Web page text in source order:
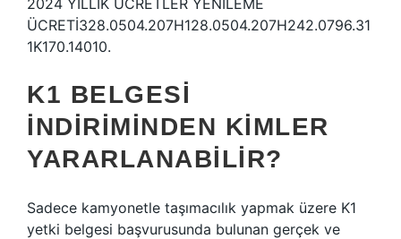
2024 YILLIK ÜCRETLER YENİLEME
ÜCRETİ328.0504.207H128.0504.207H242.0796.31
1K170.14010.
K1 BELGESI
INDIRIMINDEN KIMLER
YARARLANABILIR?
Sadece kamyonetle taşımacılık yapmak üzere K1
yetki belgesi başvurusunda bulunan gerçek ve